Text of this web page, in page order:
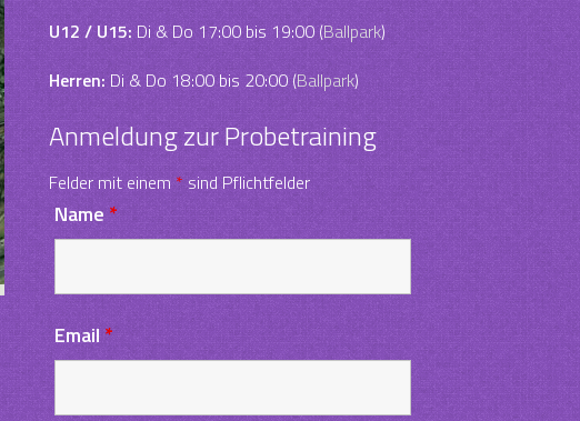
U12 / U15:Di & Do 17:00 bis 19:00 (Ballpark)
Herren:Di & Do 18:00 bis 20:00 (Ballpark)
Anmeldung zur Probetraining
Felder mit einem*sind Pflichtfelder
Name*
Email *